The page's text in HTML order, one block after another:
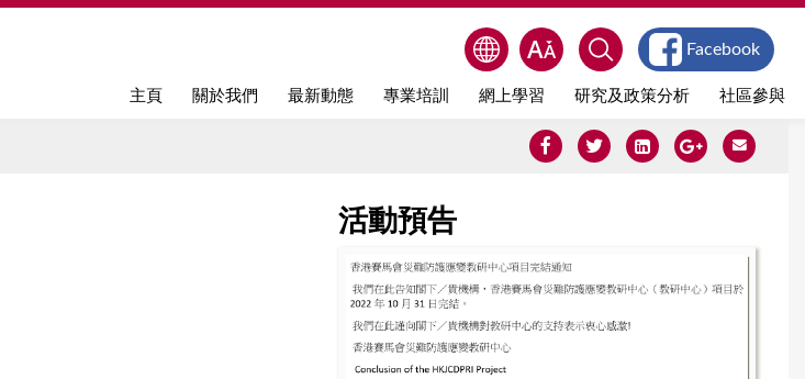
Jump to navigation
主頁 關於我們 最新動態 專業培訓 網上學習 研究及政策分析 社區參與
Facebook
活動預告